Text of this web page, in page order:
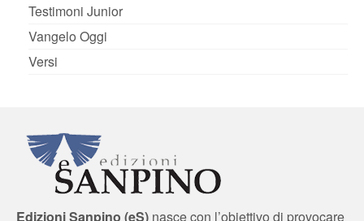
Testimoni Junior
Vangelo Oggi
Versi
Edizioni Sanpino (eS) nasce con l’obiettivo di provocare